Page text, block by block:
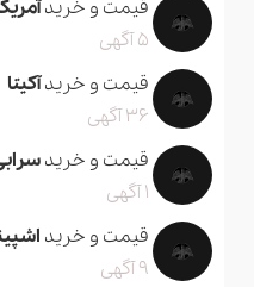
قیمت و خرید
5 آگهی
قیمت و خریدآکیتا
36 آگهی
قیمت و خرید
1 آگهی
قیمت و خرید
9 آگهی